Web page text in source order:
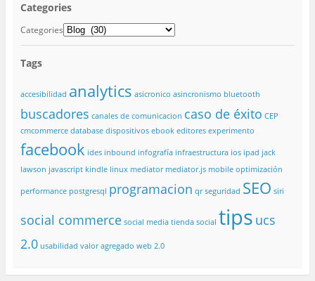
Categories
Categories
Tags
accesibilidad analytics asicronico asincronismo bluetooth
buscadores canales de comunicacion caso de éxito CEP
cmcommerce database dispositivos ebook editores experimento
facebook ides inbound infografía infraestructura ios ipad jack
lawson javascript kindle linux mediator mediator.js mobile optimización
performance postgresql programacion qr seguridad SEO siri
social commerce social media tienda social tips ucs
2.0 usabilidad valor agregado web 2.0